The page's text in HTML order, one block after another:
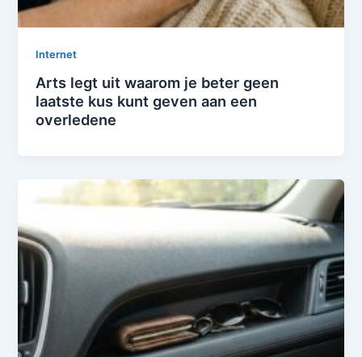
Internet
Arts legt uit waarom je beter geen
laatste kus kunt geven aan een
overledene